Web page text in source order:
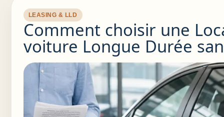
LEASING & LLD
Comment choisir une
voiture Longue Durée